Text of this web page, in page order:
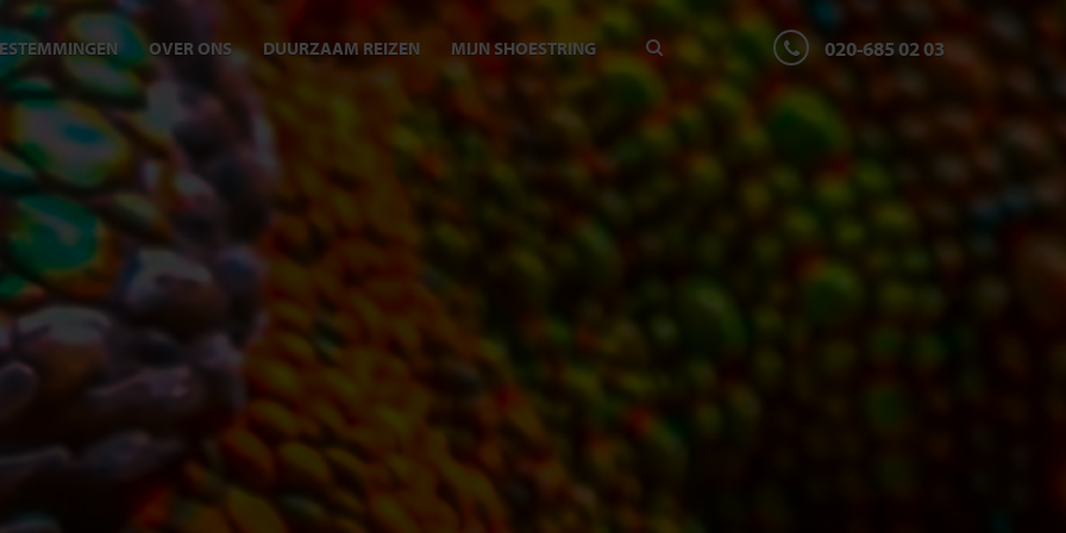
OVER ONS DUURZAAM REIZEN MIJN SHOESTRING 020-685 02 03